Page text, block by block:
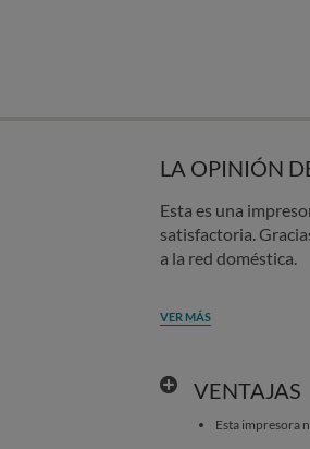
LA OPINIÓN
Esta es una
satisfactoria.
a la red doméstica.
VER MÁS
VENTAJAS
Esta impresora